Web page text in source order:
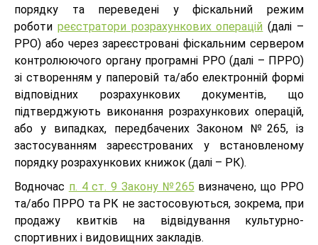
порядку та переведені у фіскальний режим
роботи реєстратори розрахункових операцій (далі –
РРО) або через зареєстровані фіскальним сервером
контролюючого органу програмні РРО (далі – ПРРО)
зі створенням у паперовій та/або електронній формі
відповідних розрахункових документів, що
підтверджують виконання розрахункових операцій,
або у випадках, передбачених Законом №265, із
застосуванням зареєстрованих у встановленому
порядку розрахункових книжок (далі – РК).
Водночас п. 4 ст. 9 Закону №265 визначено, що РРО
та/або ПРРО та РК не застосовуються, зокрема, при
продажу квитків на відвідування культурно-
спортивних і видовищних закладів.